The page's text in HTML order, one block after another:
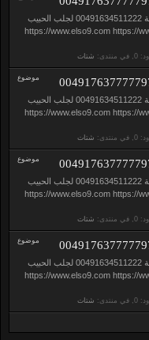
الشيخ الروحاني جلب الحبيب و خلال ساعة 00491634511222 لجلب الحبيب
https://www.elso9.com https://
شتات
موضوع
الشيخ الروحاني جلب الحبيب و خلال ساعة 00491634511222 لجلب الحبيب
https://www.elso9.com https://
شتات
موضوع
الشيخ الروحاني جلب الحبيب و خلال ساعة 00491634511222 لجلب الحبيب
https://www.elso9.com https://
شتات
موضوع
الشيخ الروحاني جلب الحبيب و خلال ساعة 00491634511222 لجلب الحبيب
https://www.elso9.com https://
شتات